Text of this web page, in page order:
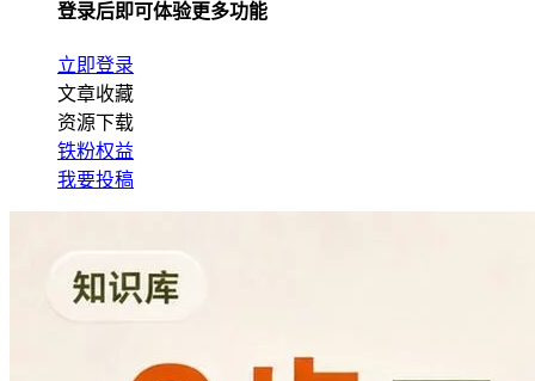
登录后即可体验更多功能
立即登录
文章收藏
资源下载
铁粉权益
我要投稿